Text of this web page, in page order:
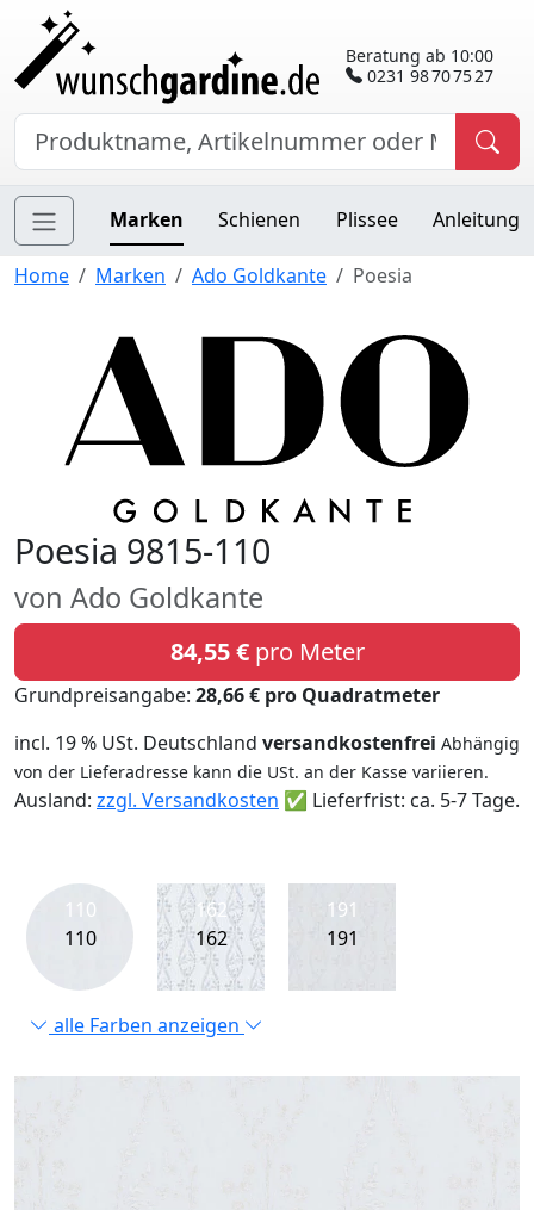
Beratung ab 10:00
0231 98 70 75 27
Marken Schienen Plissee Anleitung
Home Marken Ado Goldkante Poesia
Poesia 9815-110
von Ado Goldkante
84,55 €pro Meter
Grundpreisangabe: 28,66 € pro Quadratmeter
incl. 19 % USt. Deutschland versandkostenfrei Abhängig
von der Lieferadresse kann die USt. an der Kasse variieren.
Ausland: zzgl. Versandkosten ✅ Lieferfrist: ca. 5-7 Tage.
110
110
162
162
191
191
alle Farben anzeigen